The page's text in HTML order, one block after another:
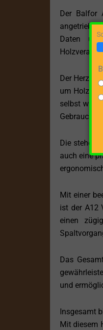
Der Balfor
Daten
Der
um
selbst
Gebrauch
Die
auch eine
Mit einer
ist der A12
einen
Das
und
Insgesamt
Mit diesem